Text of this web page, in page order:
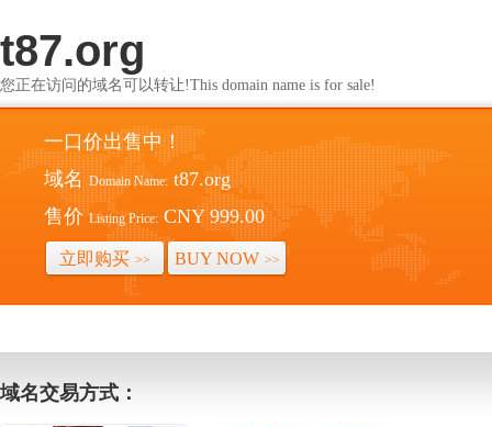
t87.org
您正在访问的域名可以转让!This domain name is for sale!
一口价出售中！
域名 Domain Name: t87.org
售价 Listing Price: CNY 999.00
立即购买 >> BUY NOW >>
域名交易方式：